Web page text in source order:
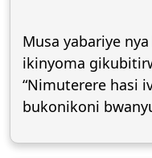
Musa yabariye
ikinyoma
“Nimuterere hasi
bukonikoni